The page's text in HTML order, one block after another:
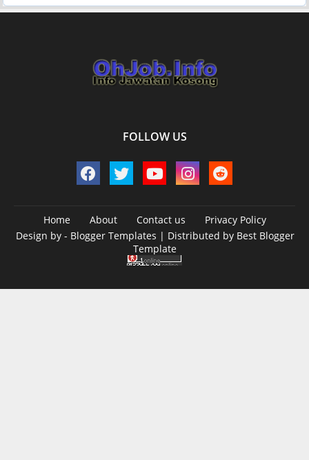
FOLLOW US
Home About Contact us
Privacy Policy
Design by - Blogger Templates | Distributed by Best Blogger
Template